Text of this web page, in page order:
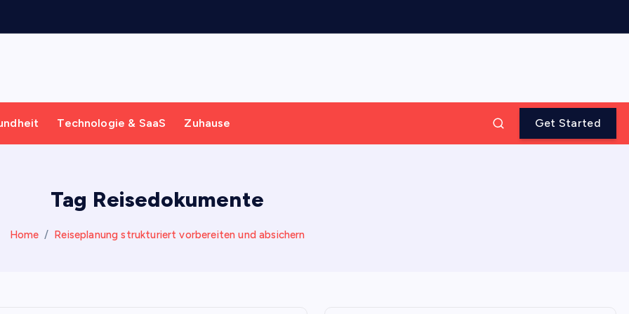
Technologie & SaaS Zuhause Get Started
Tag Reisedokumente
Home Reiseplanung strukturiert vorbereiten und absichern